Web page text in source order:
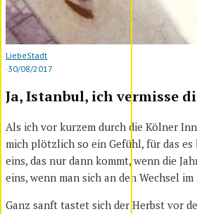
LiebeStadt
·30/08/2017
Ja, Istanbul, ich vermisse
Als ich vor kurzem durch die Kölner
mich plötzlich so ein Gefühl, für das es
eins, das nur dann kommt, wenn die
eins, wenn man sich an den Wechsel
Ganz sanft tastet sich der Herbst vor